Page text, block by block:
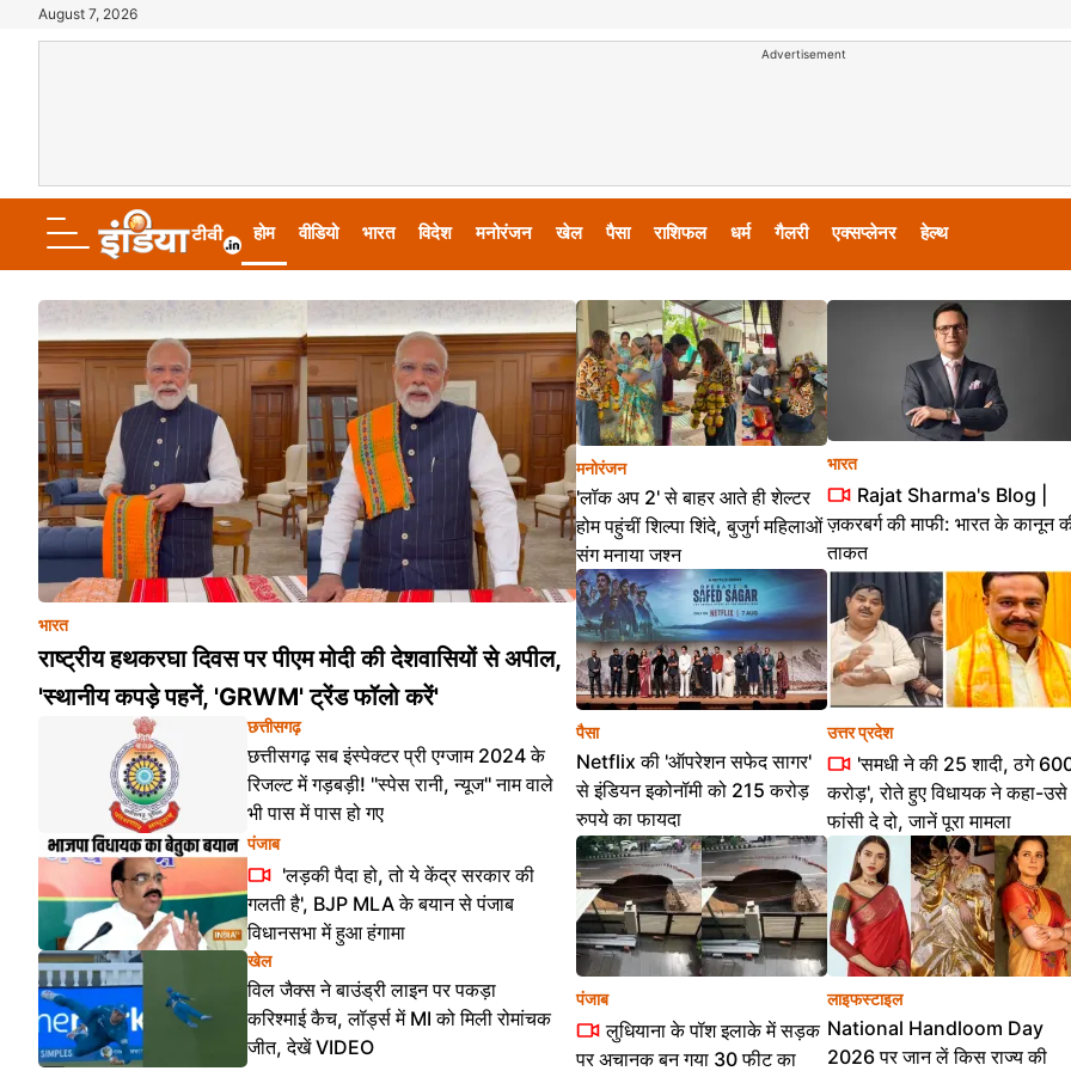
August 7, 2026
Advertisement
होम वीडियो भारत विदेश मनोरंजन खेल पैसा राशिफल धर्म गैलरी एक्सप्लेनर हेल्थ
भारत
राष्ट्रीय हथकरघा दिवस पर पीएम मोदी की देशवासियों से अपील,
'स्थानीय कपड़े पहनें, 'GRWM' ट्रेंड फॉलो करें'
छत्तीसगढ़
छत्तीसगढ़ सब इंस्पेक्टर प्री एग्जाम 2024 के
रिजल्ट में गड़बड़ी! ''स्पेस रानी, न्यूज'' नाम वाले
भी पास में पास हो गए
पंजाब
'लड़की पैदा हो, तो ये केंद्र सरकार की
गलती है', BJP MLA के बयान से पंजाब
विधानसभा में हुआ हंगामा
खेल
विल जैक्स ने बाउंड्री लाइन पर पकड़ा
करिश्माई कैच, लॉर्ड्स में MI को मिली रोमांचक
जीत, देखें VIDEO
मनोरंजन
'लॉक अप 2' से बाहर आते ही शेल्टर
होम पहुंचीं शिल्पा शिंदे, बुजुर्ग महिलाओं
संग मनाया जश्न
भारत
Rajat Sharma's Blog |
ज़करबर्ग की माफी: भारत के कानून
ताकत
पैसा
Netflix की 'ऑपरेशन सफेद सागर'
से इंडियन इकोनॉमी को 215 करोड़
रुपये का फायदा
उत्तर प्रदेश
'समधी ने की 25 शादी, ठगे
करोड़', रोते हुए विधायक ने कहा-उसे
फांसी दे दो, जानें पूरा मामला
पंजाब
लुधियाना के पॉश इलाके में सड़क
पर अचानक बन गया 30 फीट का
लाइफस्टाइल
National Handloom Day
2026 पर जान लें किस राज्य की